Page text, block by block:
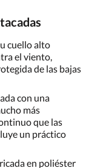
cuello alto
el viento,
de las bajas
con una
más
que las
un práctico
en poliéster